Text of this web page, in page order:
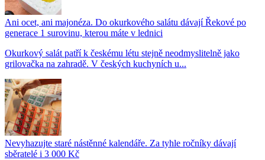
Ani ocet, ani majonéza. Do okurkového salátu dávají Řekové po
generace 1 surovinu, kterou máte v lednici
Okurkový salát patří k českému létu stejně neodmyslitelně jako
grilovačka na zahradě. V českých kuchyních u...
Nevyhazujte staré nástěnné kalendáře. Za tyhle ročníky dávají
sběratelé i 3 000 Kč